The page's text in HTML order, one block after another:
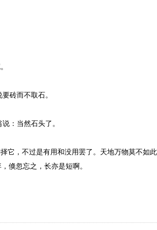
砖而不取石。
：当然石头了。
，不过是有用和没用罢了。天地万物莫不如
倏忽忘之，长亦是短啊。